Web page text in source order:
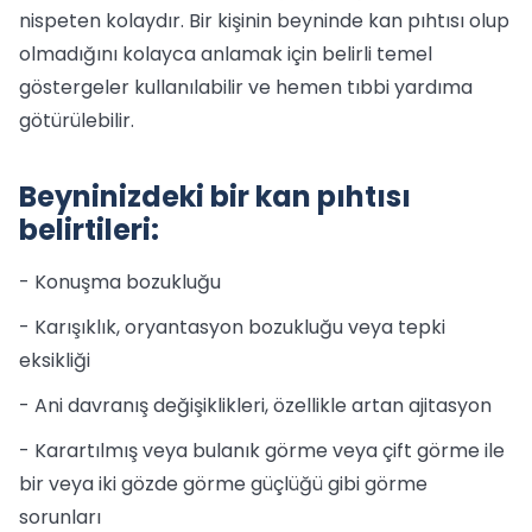
nispeten kolaydır. Bir kişinin beyninde kan pıhtısı olup
olmadığını kolayca anlamak için belirli temel
göstergeler kullanılabilir ve hemen tıbbi yardıma
götürülebilir.
Beyninizdeki bir kan pıhtısı
belirtileri:
- Konuşma bozukluğu
- Karışıklık, oryantasyon bozukluğu veya tepki
eksikliği
- Ani davranış değişiklikleri, özellikle artan ajitasyon
- Karartılmış veya bulanık görme veya çift görme ile
bir veya iki gözde görme güçlüğü gibi görme
sorunları